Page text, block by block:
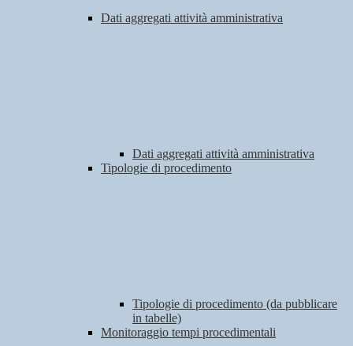
Dati aggregati attività amministrativa
Dati aggregati attività amministrativa
Tipologie di procedimento
Tipologie di procedimento (da pubblicare
in tabelle)
Monitoraggio tempi procedimentali